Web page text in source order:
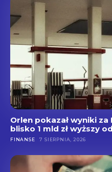
Orlen pokazał wyniki
blisko 1 mld zł wyższy
FINANSE 7 SIERPNIA, 2026